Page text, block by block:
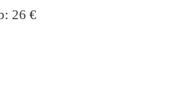
26 €